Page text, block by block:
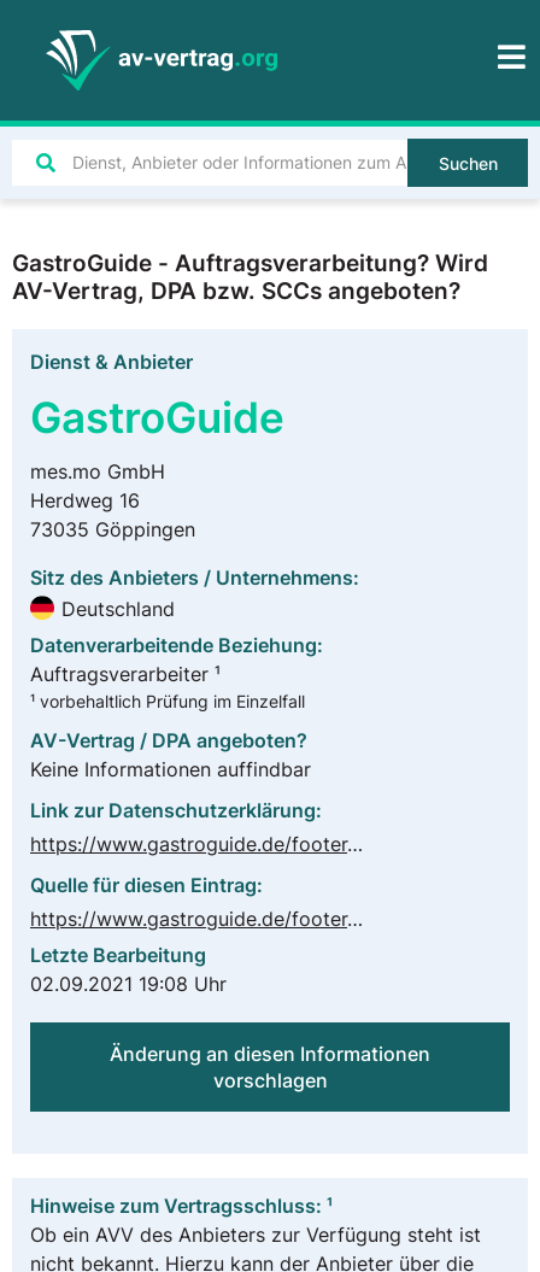
Suchen
GastroGuide - Auftragsverarbeitung? Wird
AV-Vertrag, DPA bzw. SCCs angeboten?
Dienst & Anbieter
GastroGuide
mes.mo GmbH
Herdweg 16
73035 Göppingen
Sitz des Anbieters / Unternehmens:
Deutschland
Datenverarbeitende Beziehung:
Auftragsverarbeiter ¹
¹ vorbehaltlich Prüfung im Einzelfall
AV-Vertrag / DPA angeboten?
Keine Informationen auffindbar
Link zur Datenschutzerklärung:
https://www.gastroguide.de/footer/datenschutzerklaerung
Quelle für diesen Eintrag:
https://www.gastroguide.de/footer/impressum
Letzte Bearbeitung
02.09.2021 19:08 Uhr
Änderung an diesen Informationen
vorschlagen
Hinweise zum Vertragsschluss: ¹
Ob ein AVV des Anbieters zur Verfügung steht ist
nicht bekannt. Hierzu kann der Anbieter über die